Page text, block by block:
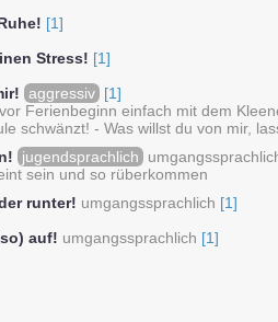
[1]
Stress! [1]
aggressiv [1]
Ferienbeginn einfach mit dem
schwänzt! - Was willst du von mir,
jugendsprachlich
sein und so rüberkommen
runter! umgangssprachlich [1]
auf! umgangssprachlich [1]